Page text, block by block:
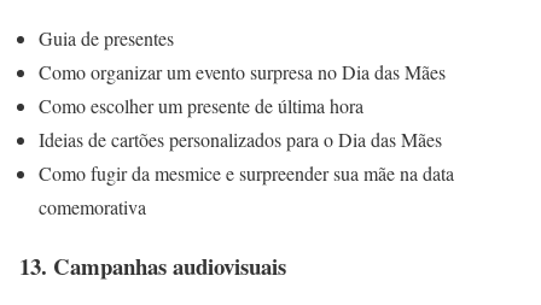
Guia de presentes
Como organizar um evento surpresa no Dia das Mães
Como escolher um presente de última hora
Ideias de cartões personalizados para o Dia das Mães
Como fugir da mesmice e surpreender sua mãe na data
comemorativa
13. Campanhas audiovisuais